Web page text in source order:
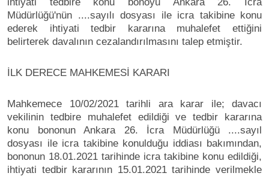
Müdürlüğü'nün ....sayılı dosyası ile icra takibine konu
ederek ihtiyati tedbir kararına muhalefet ettiğini
belirterek davalının cezalandırılmasını talep etmiştir.
İLK DERECE MAHKEMESİ KARARI
Mahkemece 10/02/2021 tarihli ara karar ile; davacı
vekilinin tedbire muhalefet edildiği ve tedbir kararına
konu bononun Ankara 26. İcra Müdürlüğü ....sayıl
dosyası ile icra takibine konulduğu iddiası bakımından,
bononun 18.01.2021 tarihinde icra takibine konu edildiği,
ihtiyati tedbir kararının 15.01.2021 tarihinde verilmekle